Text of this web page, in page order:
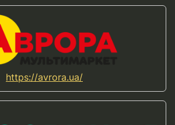
https://avrora.ua/